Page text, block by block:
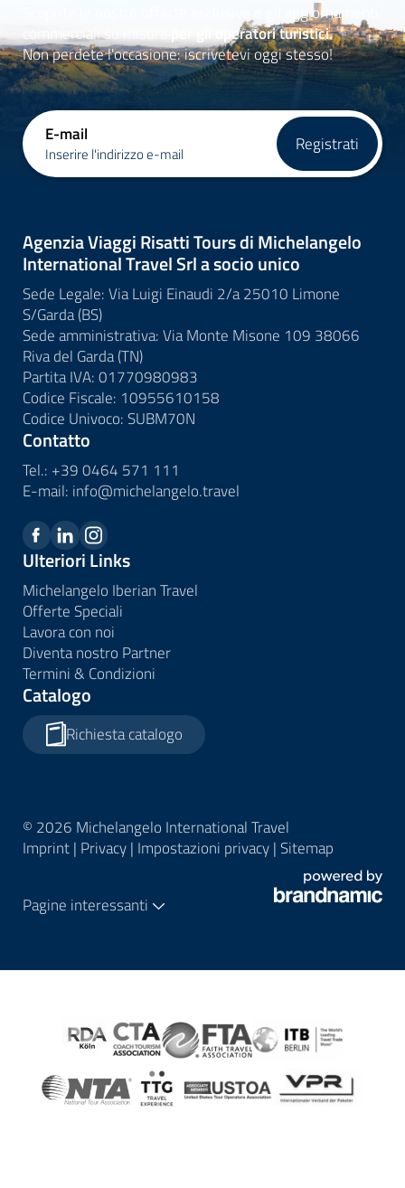
Scoprite le nostre offerte esclusive e gli aggiornamenti
commerciali su misura
per gli operatori turistici.
Non perdete l'occasione: iscrivetevi oggi stesso!
E-mail
Inserire l'indirizzo e-mail Registrati
Agenzia Viaggi Risatti Tours di Michelangelo
International Travel Srl a socio unico
Sede Legale: Via Luigi Einaudi 2/a 25010 Limone
S/Garda (BS)
Sede amministrativa: Via Monte Misone 109 38066
Riva del Garda (TN)
Partita IVA: 01770980983
Codice Fiscale: 10955610158
Codice Univoco: SUBM70N
Contatto
Tel.: +39 0464 571 111
E-mail: info@michelangelo.travel
Ulteriori Links
Michelangelo Iberian Travel
Offerte Speciali
Lavora con noi
Diventa nostro Partner
Termini & Condizioni
Catalogo
Richiesta catalogo
© 2026 Michelangelo International Travel
Imprint| Privacy| Impostazioni privacy| Sitemap
Pagine interessanti